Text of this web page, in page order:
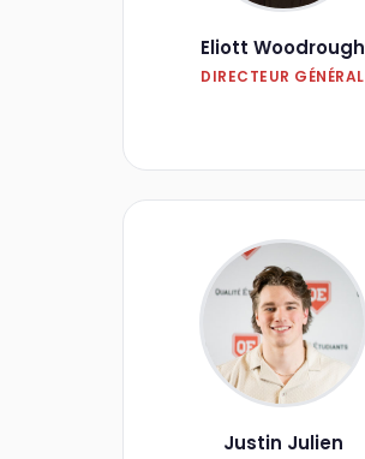
Eliott Woodrough
DIRECTEUR GÉNÉRAL
Justin Julien